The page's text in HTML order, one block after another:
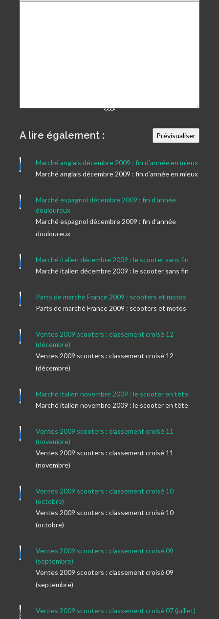
A lire également :
Marché anglais décembre 2009 : fin d’année en mieux
Marché anglais décembre 2009 : fin d’année en mieux
Marché espagnol décembre 2009 : fin d’année
douloureux
Marché espagnol décembre 2009 : fin d’année
douloureux
Marché italien décembre 2009 : le scooter sans fin
Marché italien décembre 2009 : le scooter sans fin
Parts de marché France 2009 : scooters et motos
Parts de marché France 2009 : scooters et motos
Ventes 2009 scooters : classement croisé 12
(décembre)
Ventes 2009 scooters : classement croisé 12
(décembre)
Marché italien novembre 2009 : le scooter en tête
Marché italien novembre 2009 : le scooter en tête
Ventes 2009 scooters : classement croisé 11
(novembre)
Ventes 2009 scooters : classement croisé 11
(novembre)
Ventes 2009 scooters : classement croisé 10
(octobre)
Ventes 2009 scooters : classement croisé 10
(octobre)
Ventes 2009 scooters : classement croisé 09
(septembre)
Ventes 2009 scooters : classement croisé 09
(septembre)
Ventes 2009 scooters : classement croisé 07 (juillet)